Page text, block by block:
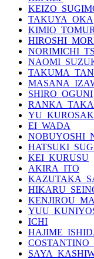
TAKUYA_OKA
SHIRO_OGUNI
EI_WADA
KEI_KURUSU
AKIRA_ITO
ICHI